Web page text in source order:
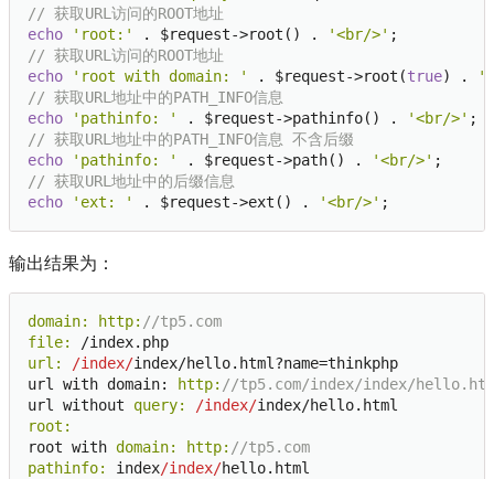
// 获取URL访问的ROOT地址
echo
'root:' . $request->root() . '<br/>'
// 获取URL访问的ROOT地址
echo
'root with domain: ' . $request->root(true) .
// 获取URL地址中的PATH_INFO信息
echo
'pathinfo: ' . $request->pathinfo() . '<br/>'
// 获取URL地址中的PATH_INFO信息 不含后缀
echo
'pathinfo: ' . $request->path() . '<br/>'
// 获取URL地址中的后缀信息
echo
'ext: ' . $request->ext() . '<br/>'
输出结果为：
domain: http: //tp5.com
file:
url:
/index/index/hello.html?name=thinkphp
url with domain:
http: //tp5.com/index/index/
url without query: /index/
root:
root with domain: http: //tp5.com
pathinfo:
index/index/